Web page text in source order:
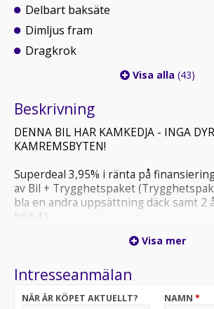
Delbart baksäte
Dimljus fram
Dragkrok
Visa alla (43)
Beskrivning
DENNA BIL HAR KAMKEDJA - INGA
KAMREMSBYTEN!
Superdeal 3,95% i ränta på
av Bil + Trygghetspaket
bla en andra uppsättning däck samt 2
bild 4.)
bilar i lager fördelat på 2 anläggningar
behov!
Visa mer
Intresseanmälan
NÄR ÄR KÖPET AKTUELLT? NAMN *